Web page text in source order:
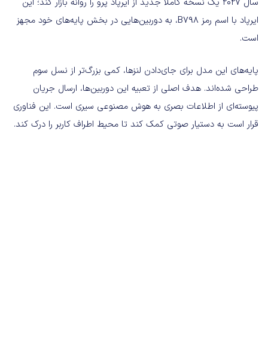
ایرپاد با اسم رمز B798، به دوربین‌هایی در بخش پایه‌های خود مجهز
است.
پایه‌های این مدل برای جای‌دادن لنزها، کمی بزرگ‌تر از نسل سوم
طراحی شده‌اند. هدف اصلی از تعبیه این دوربین‌ها، ارسال جریان
پیوسته‌ای از اطلاعات بصری به هوش مصنوعی سیری است. این فناوری
قرار است به دستیار صوتی کمک کند تا محیط اطراف کاربر را درک کند.